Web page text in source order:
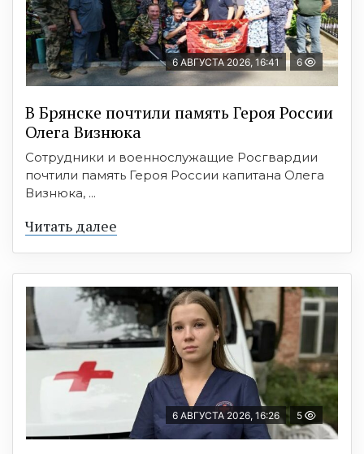
6 АВГУСТА 2026, 16:41 6
В Брянске почтили память Героя России
Олега Визнюка
Сотрудники и военнослужащие Росгвардии
почтили память Героя России капитана Олега
Визнюка, ...
Читать далее
6 АВГУСТА 2026, 16:26 5